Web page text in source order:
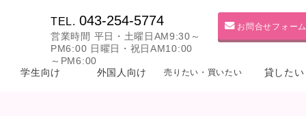
お問合せフォーム
TEL. 043-254-5774
営業時間 平日・土曜日AM9:30～
PM6:00 日曜日・祝日AM10:00
～PM6:00
学生向け 外国人向け 売りたい・買いたい 貸したい